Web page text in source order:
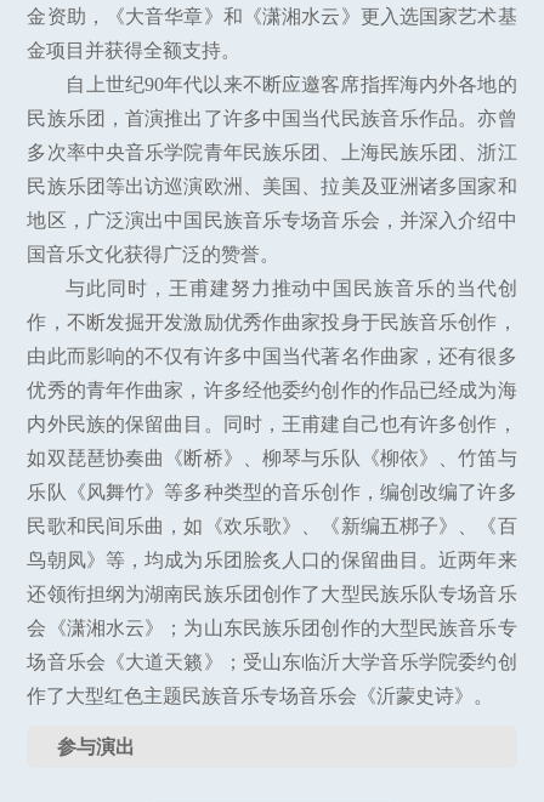
金资助，《大音华章》和《潇湘水云》更入选国家艺术基
金项目并获得全额支持。
自上世纪90年代以来不断应邀客席指挥海内外各地的
民族乐团，首演推出了许多中国当代民族音乐作品。亦曾
多次率中央音乐学院青年民族乐团、上海民族乐团、浙江
民族乐团等出访巡演欧洲、美国、拉美及亚洲诸多国家和
地区，广泛演出中国民族音乐专场音乐会，并深入介绍中
国音乐文化获得广泛的赞誉。
与此同时，王甫建努力推动中国民族音乐的当代创
作，不断发掘开发激励优秀作曲家投身于民族音乐创作，
由此而影响的不仅有许多中国当代著名作曲家，还有很多
优秀的青年作曲家，许多经他委约创作的作品已经成为海
内外民族的保留曲目。同时，王甫建自己也有许多创作，
如双琵琶协奏曲《断桥》、柳琴与乐队《柳依》、竹笛与
乐队《风舞竹》等多种类型的音乐创作，编创改编了许多
民歌和民间乐曲，如《欢乐歌》、《新编五梆子》、《百
鸟朝凤》等，均成为乐团脍炙人口的保留曲目。近两年来
还领衔担纲为湖南民族乐团创作了大型民族乐队专场音乐
会《潇湘水云》；为山东民族乐团创作的大型民族音乐专
场音乐会《大道天籁》；受山东临沂大学音乐学院委约创
作了大型红色主题民族音乐专场音乐会《沂蒙史诗》。
参与演出